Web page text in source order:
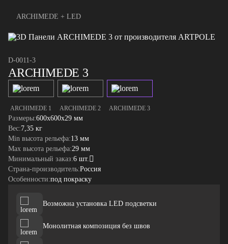
ARCHIMEDE + LED
D-0011-3
ARCHIMEDE 3
ARCHIMEDE 1 ARCHIMEDE 2 ARCHIMEDE 3
Размеры:600x600x29 мм
Вес:7,35 кг
Min высота рельефа:13 мм
Max высота рельефа:29 мм
Минимальный заказ:6 шт.
Страна-производитель:Россия
Особенности:под покраску
Возможна установка LED подсветки
Монолитная композиция без швов